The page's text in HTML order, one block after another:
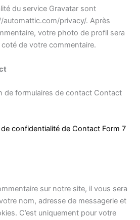
du service Gravatar sont
privacy/. Après
votre photo de profil sera
de votre commentaire.
de formulaires de contact Contact
confidentialité de Contact Form 7
sur notre site, il vous sera
nom, adresse de messagerie et
C’est uniquement pour votre